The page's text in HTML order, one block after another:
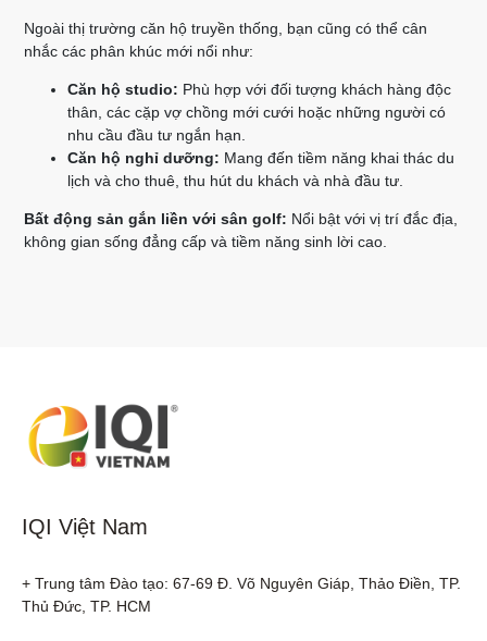
Ngoài thị trường căn hộ truyền thống, bạn cũng có thể cân
nhắc các phân khúc mới nổi như:
Căn hộ studio: Phù hợp với đối tượng khách hàng độc
thân, các cặp vợ chồng mới cưới hoặc những người có
nhu cầu đầu tư ngắn hạn.
Căn hộ nghỉ dưỡng: Mang đến tiềm năng khai thác du
lịch và cho thuê, thu hút du khách và nhà đầu tư.
Bất động sản gắn liền với sân golf: Nổi bật với vị trí đắc địa,
không gian sống đẳng cấp và tiềm năng sinh lời cao.
IQI Việt Nam
+ Trung tâm Đào tạo: 67-69 Đ. Võ Nguyên Giáp, Thảo Điền, TP.
Thủ Đức, TP. HCM